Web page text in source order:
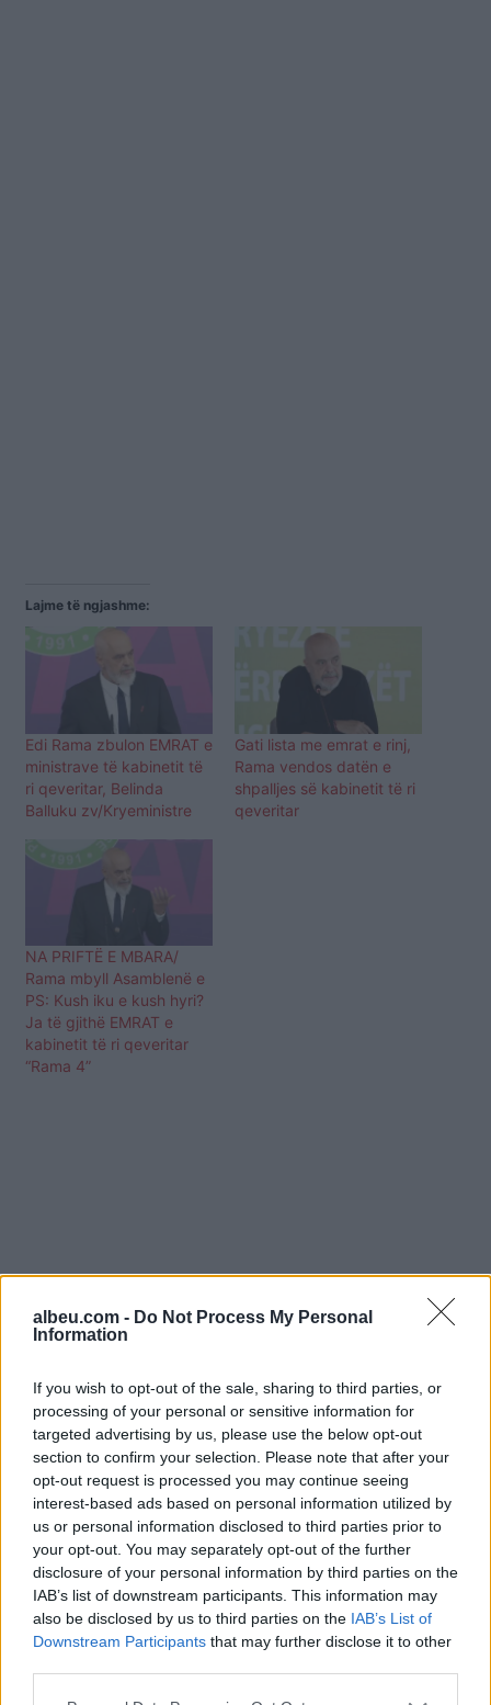
albeu.com - Do Not Process My Personal
Information
If you wish to opt-out of the sale, sharing to third parties, or
processing of your personal or sensitive information for
targeted advertising by us, please use the below opt-out
section to confirm your selection. Please note that after your
opt-out request is processed you may continue seeing
interest-based ads based on personal information utilized by
us or personal information disclosed to third parties prior to
your opt-out. You may separately opt-out of the further
disclosure of your personal information by third parties on the
IAB’s list of downstream participants. This information may
also be disclosed by us to third parties on the IAB’s List of
Downstream Participants that may further disclose it to other
Lajme të ngjashme:
Edi Rama zbulon EMRAT e
ministrave të kabinetit të
ri qeveritar, Belinda
Balluku zv/Kryeministre
Gati lista me emrat e rinj,
Rama vendos datën e
shpalljes së kabinetit të ri
qeveritar
NA PRIFTË E MBARA/
Rama mbyll Asamblenë e
PS: Kush iku e kush hyri?
Ja të gjithë EMRAT e
kabinetit të ri qeveritar
“Rama 4”
Shtuar më
12.09.2025 08:42
Tags:
foto-albumin , kabinetit të ri ,
Ministrat , ndan , rama